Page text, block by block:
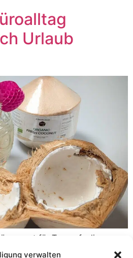
verwalten
Urlaub
sorgt für Tropenfeeling
Büro nach Kaffee und